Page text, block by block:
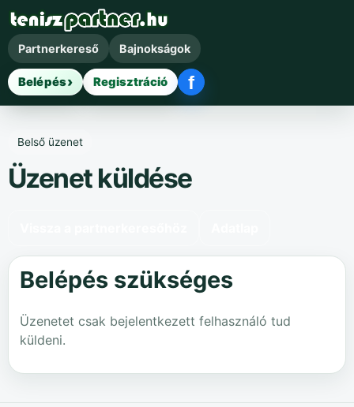
Partnerkereső Bajnokságok
Belépés Regisztráció fFacebook belépés
Belső üzenet
Üzenet küldése
Belépés szükséges
Üzenetet csak bejelentkezett felhasználó tud
küldeni.